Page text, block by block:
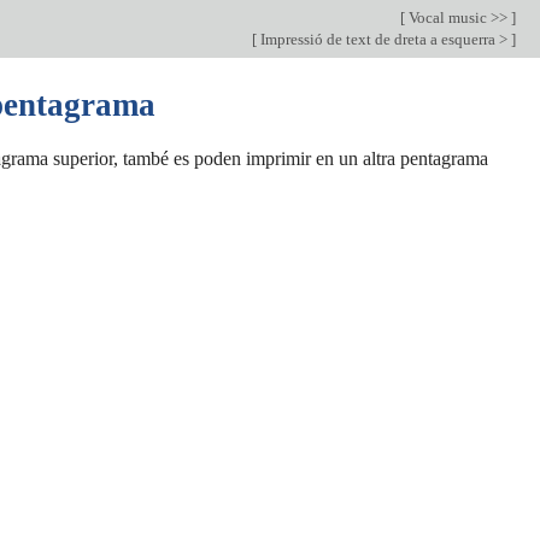
[ Vocal music >> ]
[ Impressió de text de dreta a esquerra > ]
superior, també es poden imprimir en un altra pentagrama